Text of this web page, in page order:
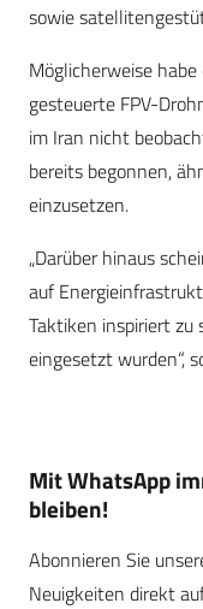
sowie
Möglicherweise
gesteuerte FPV-
im Iran nicht
bereits begonnen,
einzusetzen.
„Darüber hinaus
auf
Taktiken inspiriert zu
eingesetzt wurden“,
Mit WhatsApp
bleiben!
Abonnieren Sie
Neuigkeiten direkt